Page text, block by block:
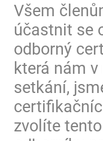
Všem
účastnit se
odborný
která nám
setkání,
zvolíte